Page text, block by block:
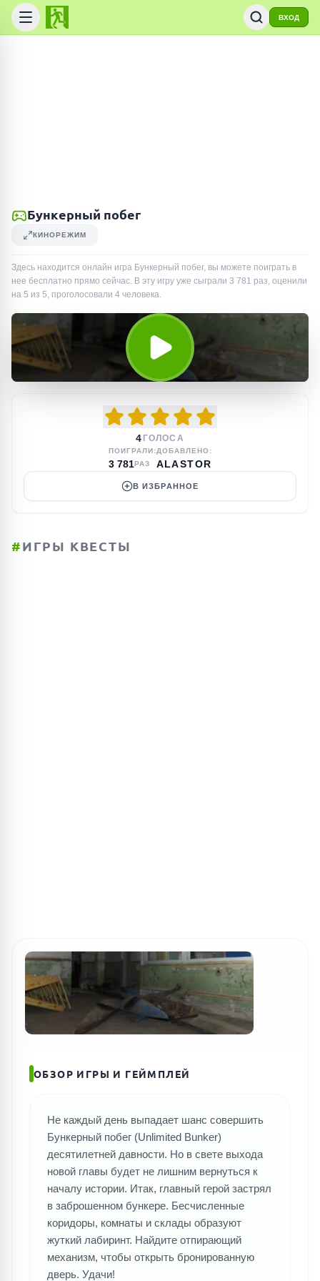
ВХОД
ПОИСК ИГР
Бункерный побег
КИНОРЕЖИМ
Здесь находится онлайн игра Бункерный побег, вы можете поиграть в
нее бесплатно прямо сейчас. В эту игру уже сыграли 3 781 раз, оценили
на 5 из 5, проголосовали 4 человека.
4 ГОЛОСА
ПОИГРАЛИ:
3 781РАЗ
ДОБАВЛЕНО:
ALASTOR
В ИЗБРАННОЕ
#ИГРЫ КВЕСТЫ
ОБЗОР ИГРЫ И ГЕЙМПЛЕЙ
Не каждый день выпадает шанс совершить
Бункерный побег (Unlimited Bunker)
десятилетней давности. Но в свете выхода
новой главы будет не лишним вернуться к
началу истории. Итак, главный герой застрял
в заброшенном бункере. Бесчисленные
коридоры, комнаты и склады образуют
жуткий лабиринт. Найдите отпирающий
механизм, чтобы открыть бронированную
дверь. Удачи!